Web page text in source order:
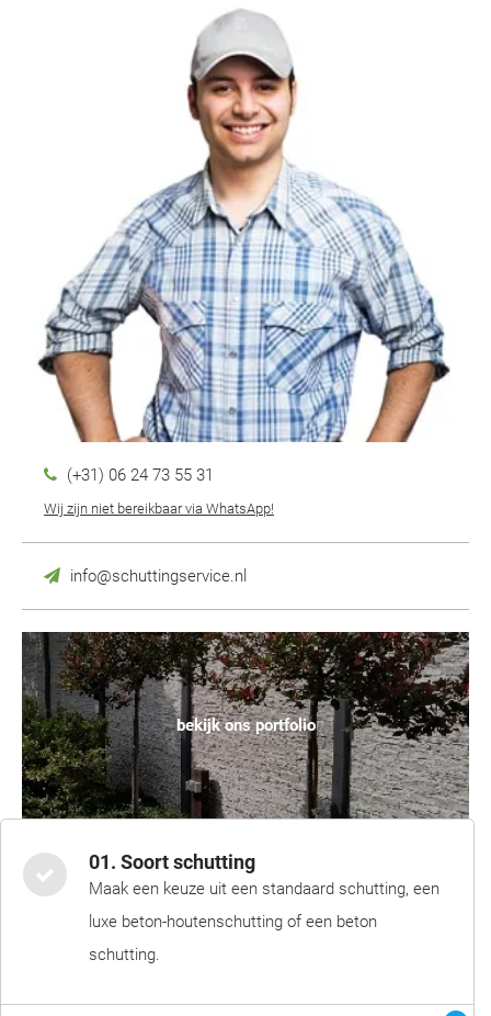
(+31) 06 24 73 55 31
Wij zijn niet bereikbaar via WhatsApp!
info@schuttingservice.nl
bekijk ons portfolio
01. Soort schutting
Maak een keuze uit een standaard schutting, een
luxe beton-houtenschutting of een beton
schutting.